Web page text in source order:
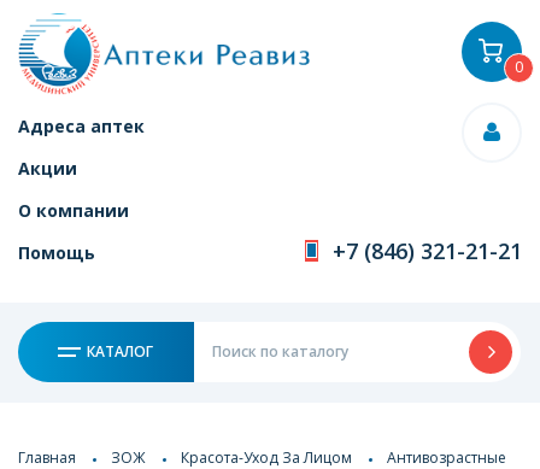
Адреса аптек
Акции
О компании
Помощь
+7 (846) 321-21-21
КАТАЛОГ
0
Главная ЗОЖ Красота-Уход За Лицом
Антивозрастные